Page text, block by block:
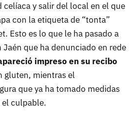
celíaca y salir del local en el que
con la etiqueta de “tonta”
Esto es lo que le ha pasado a
que ha denunciado en rede
impreso en su recibo
gluten, mientras el
que ya ha tomado medidas
culpable.